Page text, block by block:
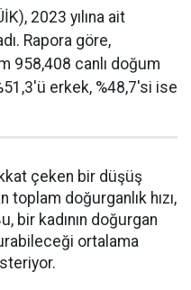
2023 yılına ait
Rapora göre,
958,408 canlı doğum
erkek, %48,7'si ise
çeken bir düşüş
toplam doğurganlık hızı,
bir kadının doğurgan
ortalama